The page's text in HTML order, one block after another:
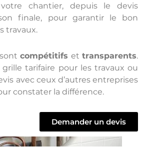
votre chantier, depuis le devis
finale, pour garantir le bon
travaux.
sontcompétitifs ettransparents.
tarifaire pour les travaux ou
avec ceux d’autres entreprises
constater la différence.
Demander un devis